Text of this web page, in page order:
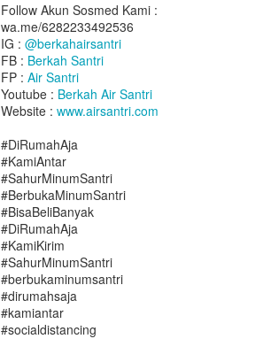
Follow Akun Sosmed Kami :
wa.me/6282233492536
IG : @berkahairsantri
FB : Berkah Santri
FP : Air Santri
Youtube : Berkah Air Santri
Website : www.airsantri.com
#DiRumahAja
#KamiAntar
#SahurMinumSantri
#BerbukaMinumSantri
#BisaBeliBanyak
#DiRumahAja
#KamiKirim
#SahurMinumSantri
#berbukaminumsantri
#dirumahsaja
#kamiantar
#socialdistancing